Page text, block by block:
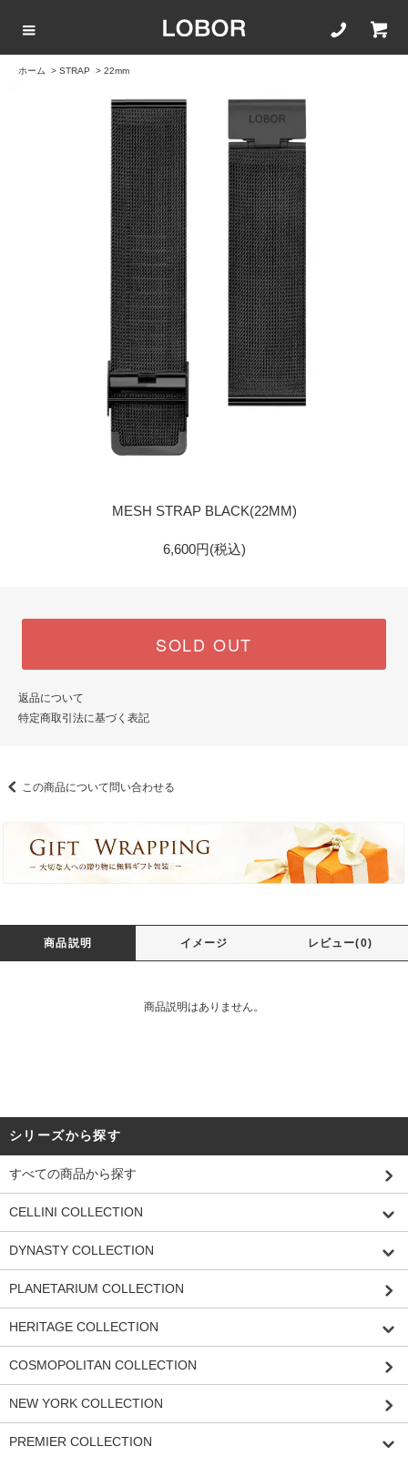
ホーム > STRAP > 22mm
MESH STRAP BLACK(22MM)
6,600円(税込)
SOLD OUT
返品について
特定商取引法に基づく表記
この商品について問い合わせる
商品説明 イメージ レビュー(0)
商品説明はありません。
シリーズから探す
すべての商品から探す
CELLINI COLLECTION
DYNASTY COLLECTION
PLANETARIUM COLLECTION
HERITAGE COLLECTION
COSMOPOLITAN COLLECTION
NEW YORK COLLECTION
PREMIER COLLECTION